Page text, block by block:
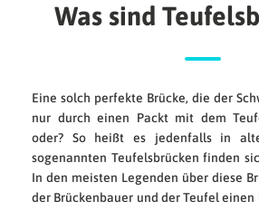
Was sind
Eine solch perfekte Brücke, die der
nur durch einen Packt mit dem
oder? So heißt es jedenfalls in
sogenannten Teufelsbrücken finden
In den meisten Legenden über diese
der Brückenbauer und der Teufel einen